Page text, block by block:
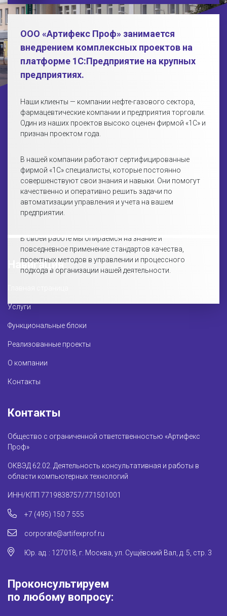
ООО «Артифекс Проф» занимается
внедрением комплексных проектов на
платформе 1С:Предприятие на крупных
предприятиях.
Наши клиенты — компании нефте-газового сектора,
фармацевтические компании и предприятия торговли.
Один из наших проектов высоко оценен фирмой «1С» и
признан проектом года.
В нашей компании работают сертифицированные
фирмой «1С» специалисты, которые постоянно
совершенствуют свои знания и навыки. Они помогут
качественно и оперативно решить задачи по
автоматизации управления и учета на вашем
предприятии.
В своей работе мы опираемся на знание и
повседневное применение стандартов качества,
проектных методов в управлении и процессного
подхода в организации нашей деятельности.
Навигация
Услуги
Функциональные блоки
Реализованные проекты
О компании
Контакты
Контакты
Общество с ограниченной ответственностью «Артифекс
Проф»
ОКВЭД 62.02. Деятельность консультативная и работы в
области компьютерных технологий
ИНН/КПП 7719838757/771501001
+7 (495) 150 7 555
corporate@artifexprof.ru
Юр. ад. : 127018, г. Москва, ул. Сущёвский Вал, д. 5, стр. 3
Проконсультируем
по любому вопросу: